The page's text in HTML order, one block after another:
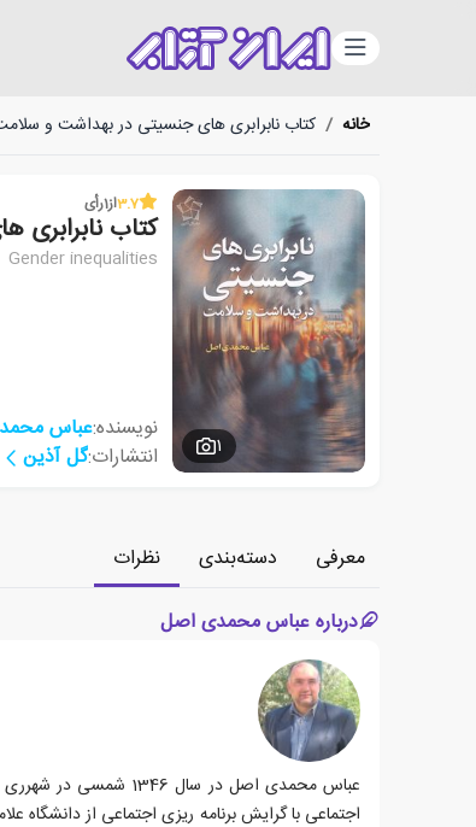
دسته‌بندی
خانه / کتاب نابرابری های جنسیتی در بهداشت و
1
3.7از1رأی
کتاب
Gender inequalities
نویسنده:عباس
انتشارات:گل آذین
معرفی دسته‌بندی
نظرات
درباره عباس محمدی اصل